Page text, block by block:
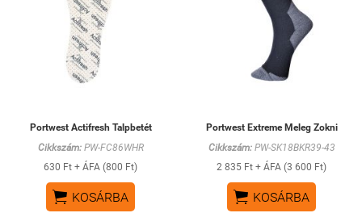
Portwest Actifresh Talpbetét
Cikkszám:PW-FC86WHR
630 Ft + ÁFA (800 Ft)
 KOSÁRBA
Portwest Extreme Meleg Zokni
Cikkszám:PW-SK18BKR39-43
2 835 Ft + ÁFA (3 600 Ft)
 KOSÁRBA